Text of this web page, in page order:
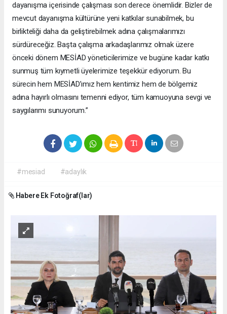
dayanışma içerisinde çalışması son derece önemlidir. Bizler de
mevcut dayanışma kültürüne yeni katkılar sunabilmek, bu
birlikteliği daha da geliştirebilmek adına çalışmalarımızı
sürdüreceğiz. Başta çalışma arkadaşlarımız olmak üzere
önceki dönem MESİAD yöneticilerimize ve bugüne kadar katkı
sunmuş tüm kıymetli üyelerimize teşekkür ediyorum. Bu
sürecin hem MESİAD’ımız hem kentimiz hem de bölgemiz
adına hayırlı olmasını temenni ediyor, tüm kamuoyuna sevgi ve
saygılarımı sunuyorum.”
#mesiad #adaylık
Habere Ek Fotoğraf(lar)